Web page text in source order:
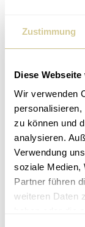
Zustimmung
Diese
Wir verwenden
zu können und
analysieren.
Verwendung
soziale Medien,
Partner führen
weiteren Daten
Chancen-/